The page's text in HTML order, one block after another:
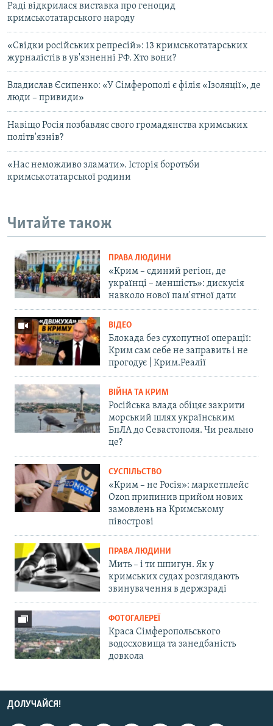
Раді відкрилася виставка про геноцид
кримськотатарського народу
«Свідки російських репресій»: 13 кримськотатарських
журналістів в ув'язненні РФ. Хто вони?
Владислав Єсипенко: «У Сімферополі є філія «Ізоляції», де
люди – привиди»
Навіщо Росія позбавляє свого громадянства кримських
політв'язнів?
«Нас неможливо зламати». Історія боротьби
кримськотатарської родини
Читайте також
ПРАВА ЛЮДИНИ
«Крим – єдиний регіон, де
українці – меншість»: дискусія
навколо нової пам'ятної дати
ВІДЕО
Блокада без сухопутної операції:
Крим сам себе не заправить і не
прогодує | Крим.Реалії
ВІЙНА ТА КРИМ
Російська влада обіцяє закрити
морський шлях українським
БпЛА до Севастополя. Чи реально
це?
СУСПІЛЬСТВО
«Крим – не Росія»: маркетплейс
Ozon припинив прийом нових
замовлень на Кримському
півострові
ПРАВА ЛЮДИНИ
Мить – і ти шпигун. Як у
кримських судах розглядають
звинувачення в держзраді
ФОТОГАЛЕРЕЇ
Краса Сімферопольського
водосховища та занедбаність
довкола
ДОЛУЧАЙСЯ!